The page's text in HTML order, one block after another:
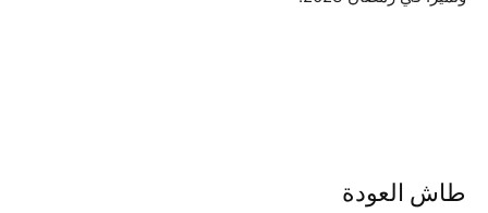
طاش العودة